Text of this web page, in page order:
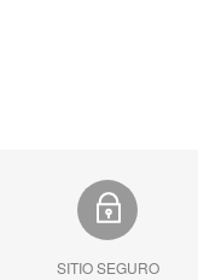
SITIO SEGURO